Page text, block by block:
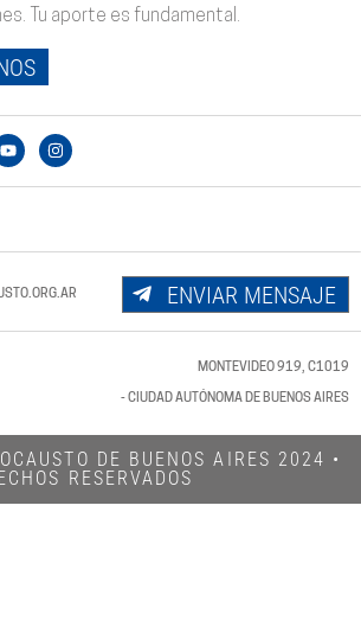
Tu aporte es fundamental.
ENVIAR MENSAJE
MONTEVIDEO 919, C1019
- CIUDAD AUTÓNOMA DE BUENOS AIRES
DE BUENOS AIRES 2024​ •
RESERVADOS